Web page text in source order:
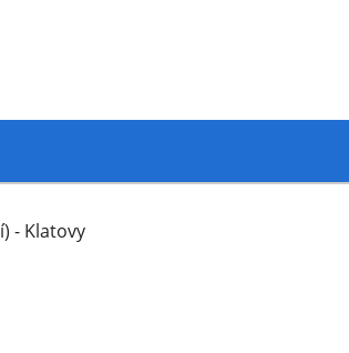
- Klatovy